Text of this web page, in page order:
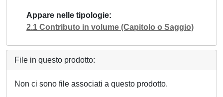
Appare nelle tipologie
2.1 Contributo in volume (Capitolo o Saggio)
File in questo prodotto:
Non ci sono file associati a questo prodotto.